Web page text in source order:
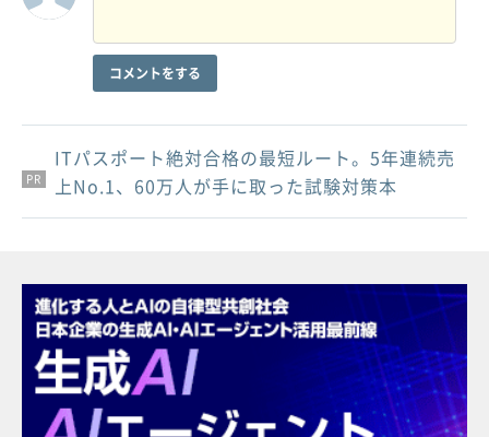
コメントをする
PR
PR
PR
ITパスポート絶対合格の最短ルート。5年連続売
上No.1、60万人が手に取った試験対策本